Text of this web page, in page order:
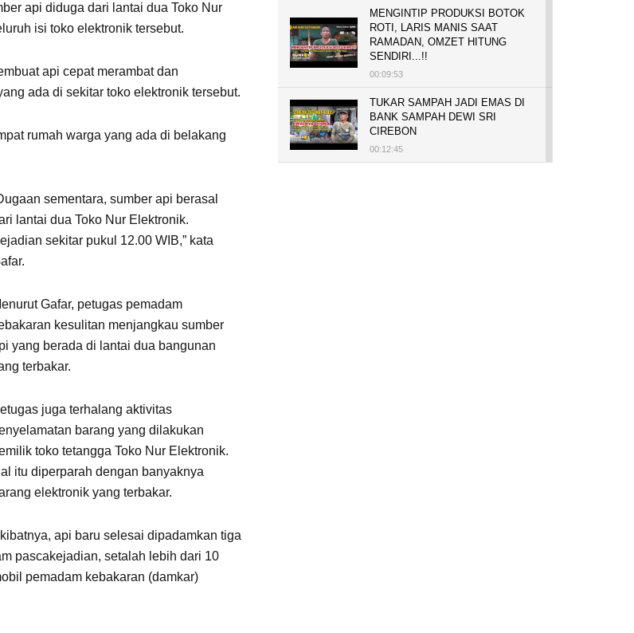
api diduga dari lantai dua Toko Nur
isi toko elektronik tersebut.
api cepat merambat dan
ada di sekitar toko elektronik tersebut.
rumah warga yang ada di belakang
sementara, sumber api berasal
lantai dua Toko Nur Elektronik.
sekitar pukul 12.00 WIB,” kata
Gafar, petugas pemadam
kesulitan menjangkau sumber
yang berada di lantai dua bangunan
terbakar.
juga terhalang aktivitas
barang yang dilakukan
toko tetangga Toko Nur Elektronik.
itu diperparah dengan banyaknya
elektronik yang terbakar.
api baru selesai dipadamkan tiga
pascakejadian, setalah lebih dari 10
pemadam kebakaran (damkar)
MENGINTIP PRODUKSI BOTOK
ROTI, LARIS MANIS SAAT
RAMADAN, OMZET HITUNG
SENDIRI...!!
00:09:53
TUKAR SAMPAH JADI EMAS DI
BANK SAMPAH DEWI SRI
CIREBON
00:12:45